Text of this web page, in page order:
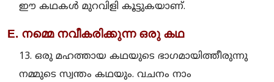
ഈ കഥകള്‍ മുറവിളി കൂട്ടുകയാണ്.
E. നമ്മെ നവീകരിക്കുന്ന ഒരു കഥ
13. ഒരു മഹത്തായ കഥയുടെ ഭാഗമായിത്തീരുന്നു
നമ്മുടെ സ്വന്തം കഥയും. വചനം നാം